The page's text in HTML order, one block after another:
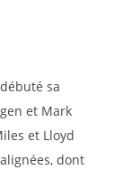
sa
et Mark
et Lloyd
dont